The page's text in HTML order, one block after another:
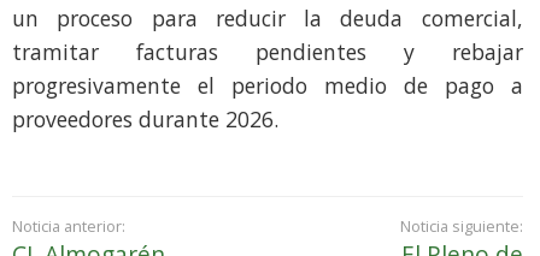
un proceso para reducir la deuda comercial,
tramitar facturas pendientes y rebajar
progresivamente el periodo medio de pago a
proveedores durante 2026.
Noticia anterior: Noticia siguiente: